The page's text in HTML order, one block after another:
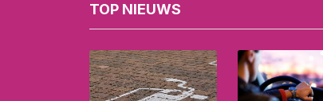
TOP NIEUWS